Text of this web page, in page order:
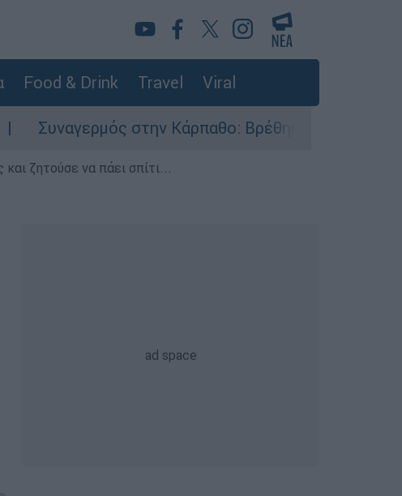
Food & Drink Travel Viral
στην Κάρπαθο: Βρέθηκαν παλιά
ζητούσε να πάει σπίτι...